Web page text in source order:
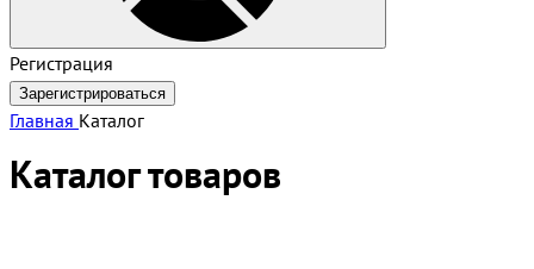
Регистрация
Зарегистрироваться
Главная Каталог
Каталог товаров